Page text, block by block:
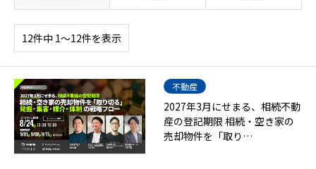
12件中 1〜12件を表示
不動産
2027年3月にせまる、相続不動
産の登記期限 相続・空き家の
売却物件を「取り…